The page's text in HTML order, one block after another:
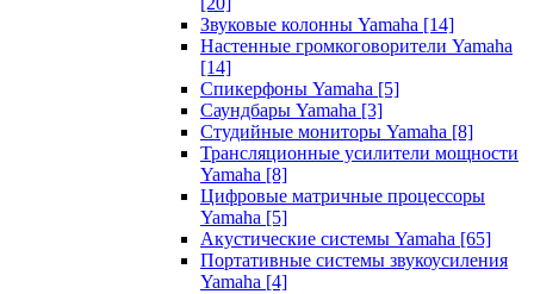
Звуковые колонны Yamaha [14]
Настенные громкоговорители Yamaha
[14]
Спикерфоны Yamaha [5]
Саундбары Yamaha [3]
Студийные мониторы Yamaha [8]
Трансляционные усилители мощности
Yamaha [8]
Цифровые матричные процессоры
Yamaha [5]
Акустические системы Yamaha [65]
Портативные системы звукоусиления
Yamaha [4]